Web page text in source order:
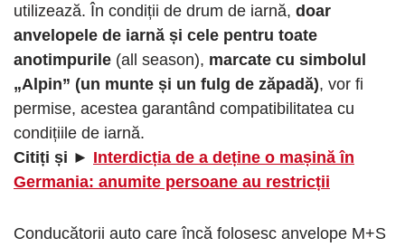
utilizează. În condiții de drum de iarnă, doar
anvelopele de iarnă și cele pentru toate
anotimpurile (all season), marcate cu simbolul
„Alpin” (un munte și un fulg de zăpadă), vor fi
permise, acestea garantând compatibilitatea cu
condițiile de iarnă.
Citiți și ► Interdicția de a deține o mașină în
Germania: anumite persoane au restricții
Conducătorii auto care încă folosesc anvelope M+S